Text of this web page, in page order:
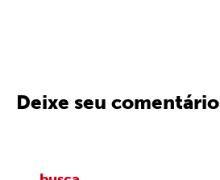
Deixe seu comentário